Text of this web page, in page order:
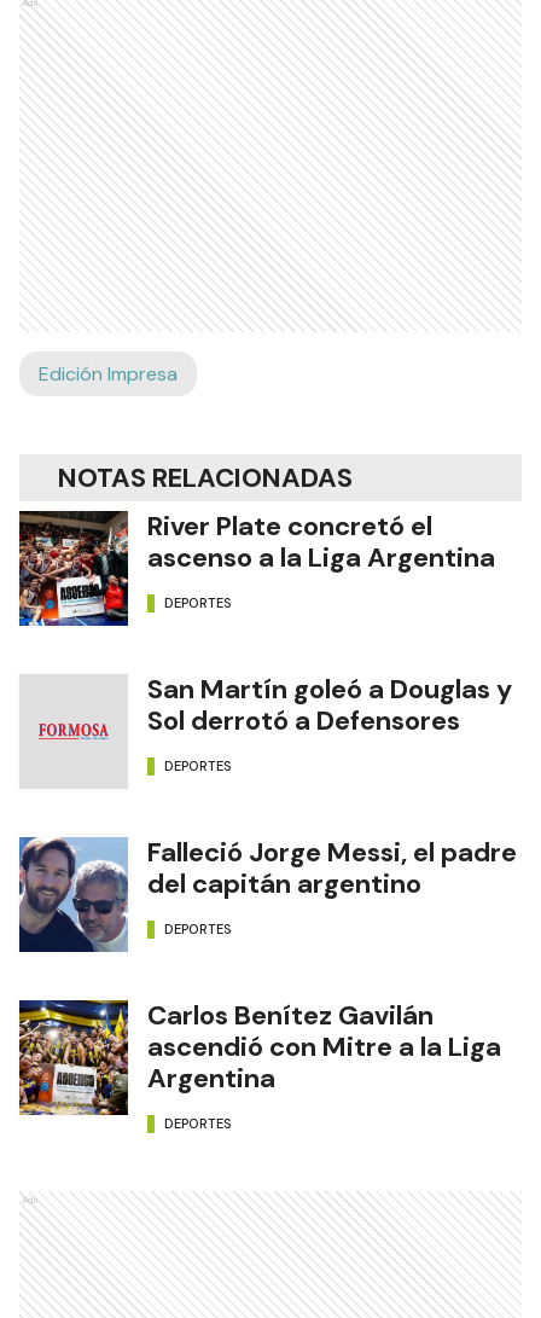
Ads
Edición Impresa
NOTAS RELACIONADAS
River Plate concretó el
ascenso a la Liga Argentina
DEPORTES
San Martín goleó a Douglas y
Sol derrotó a Defensores
DEPORTES
Falleció Jorge Messi, el padre
del capitán argentino
DEPORTES
Carlos Benítez Gavilán
ascendió con Mitre a la Liga
Argentina
DEPORTES
Ads